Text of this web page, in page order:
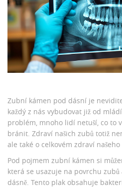
Zubní kámen pod dásní je
každý z nás vybudovat již od
problém, mnoho lidí netuší, co to
bránit. Zdraví našich zubů totiž
ale také o celkovém zdraví našeho
Pod pojmem zubní kámen si
která se usazuje na povrchu zubů
dásně. Tento plak obsahuje